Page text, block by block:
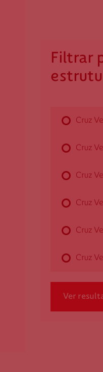
Rua do Tojal, n.º 63
3140-314 Pereira
Cruz Vermelha
Rua das Escolas, n.º 2
Porto
Santarém
Vila Real
Filtrar
Cruz
Cruz
Cruz
Cruz
Cruz
Cruz
Ver